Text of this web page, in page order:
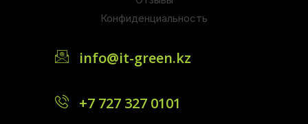
Конфиденциальность
info@it-green.kz
+7 727 327 0101